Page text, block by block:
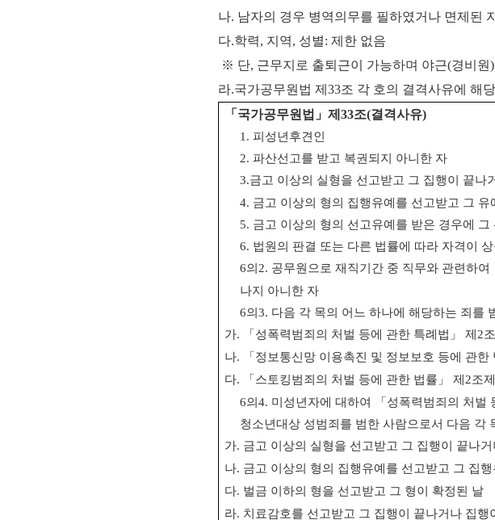
나. 남자의 경우 병역의무를 필하였거나 면제된
다.학력, 지역, 성별: 제한 없음
※ 단, 근무지로 출퇴근이 가능하며 야근(경비
라.국가공무원법 제33조 각 호의 결격사유에 해
「 국가공무원법 」 제 33조(결격사유)
1. 피성년후견인
2. 파산선고를 받고 복권되지 아니한 자
3.금고 이상의 실형을 선고받고 그 집행이 끝나
4. 금고 이상의 형의 집행유예를 선고받고 그 유
5. 금고 이상의 형의 선고유예를 받은 경우에
6. 법원의 판결 또는 다른 법률에 따라 자격이
6의 2. 공무원으로 재직기간 중 직무와 관련하여
나지 아니한 자
6의 3. 다음 각 목의 어느 하나에 해당하는 죄를
가. 「 성폭력범죄의 처벌 등에 관한 특례법 」 제 2
나. 「 정보통신망 이용촉진 및 정보보호 등에 관한
다. 「 스토킹범죄의 처벌 등에 관한 법률 」 제 2조제
6의 4. 미성년자에 대하여 「 성폭력범죄의 처벌
청소년대상 성범죄를 범한 사람으로서 다음 각
가. 금고 이상의 실형을 선고받고 그 집행이 끝나거
나. 금고 이상의 형의 집행유예를 선고받고 그 집
다. 벌금 이하의 형을 선고받고 그 형이 확정된 날
라. 치료감호를 선고받고 그 집행이 끝나거나 집행